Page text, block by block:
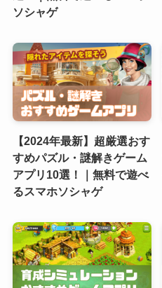
ソシャゲ
【2024年最新】超厳選おす
すめパズル・謎解きゲーム
アプリ10選！｜無料で遊べ
るスマホソシャゲ